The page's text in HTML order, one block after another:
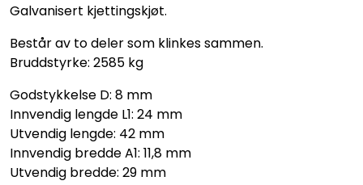
Galvanisert kjettingskjøt.
Består av to deler som klinkes sammen.
Bruddstyrke: 2585 kg
Godstykkelse D: 8 mm
Innvendig lengde L1: 24 mm
Utvendig lengde: 42 mm
Innvendig bredde A1: 11,8 mm
Utvendig bredde: 29 mm